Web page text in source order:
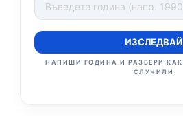
ИЗСЛЕДВАЙ
НАПИШИ ГОДИНА И РАЗБЕРИ
СЛУЧИЛИ